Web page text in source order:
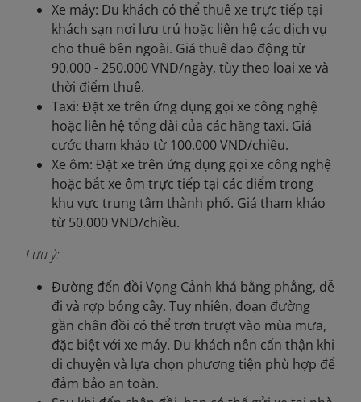
Xe máy: Du khách có thể thuê xe trực tiếp tại
khách sạn nơi lưu trú hoặc liên hệ các dịch vụ
cho thuê bên ngoài. Giá thuê dao động từ
90.000 - 250.000 VND/ngày, tùy theo loại xe và
thời điểm thuê.
Taxi: Đặt xe trên ứng dụng gọi xe công nghệ
hoặc liên hệ tổng đài của các hãng taxi. Giá
cước tham khảo từ 100.000 VND/chiều.
Xe ôm: Đặt xe trên ứng dụng gọi xe công nghệ
hoặc bắt xe ôm trực tiếp tại các điểm trong
khu vực trung tâm thành phố. Giá tham khảo
từ 50.000 VND/chiều.
Lưu ý:
Đường đến đồi Vọng Cảnh khá bằng phẳng, dễ
đi và rợp bóng cây. Tuy nhiên, đoạn đường
gần chân đồi có thể trơn trượt vào mùa mưa,
đặc biệt với xe máy. Du khách nên cẩn thận khi
di chuyện và lựa chọn phương tiện phù hợp để
đảm bảo an toàn.